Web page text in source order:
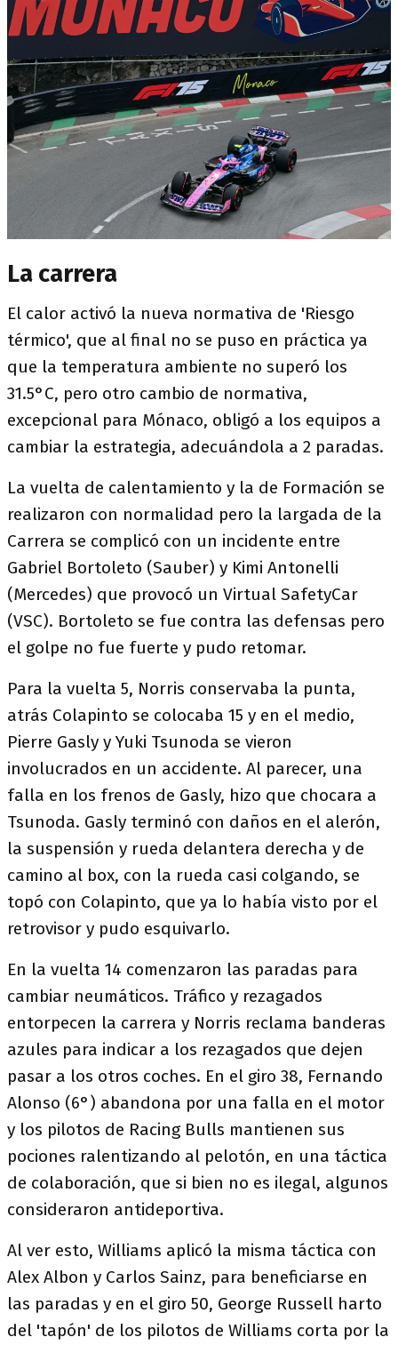
La carrera
El calor activó la nueva normativa de 'Riesgo
térmico', que al final no se puso en práctica ya
que la temperatura ambiente no superó los
31.5°C, pero otro cambio de normativa,
excepcional para Mónaco, obligó a los equipos a
cambiar la estrategia, adecuándola a 2 paradas.
La vuelta de calentamiento y la de Formación se
realizaron con normalidad pero la largada de la
Carrera se complicó con un incidente entre
Gabriel Bortoleto (Sauber) y Kimi Antonelli
(Mercedes) que provocó un Virtual SafetyCar
(VSC). Bortoleto se fue contra las defensas pero
el golpe no fue fuerte y pudo retomar.
Para la vuelta 5, Norris conservaba la punta,
atrás Colapinto se colocaba 15 y en el medio,
Pierre Gasly y Yuki Tsunoda se vieron
involucrados en un accidente. Al parecer, una
falla en los frenos de Gasly, hizo que chocara a
Tsunoda. Gasly terminó con daños en el alerón,
la suspensión y rueda delantera derecha y de
camino al box, con la rueda casi colgando, se
topó con Colapinto, que ya lo había visto por el
retrovisor y pudo esquivarlo.
En la vuelta 14 comenzaron las paradas para
cambiar neumáticos. Tráfico y rezagados
entorpecen la carrera y Norris reclama banderas
azules para indicar a los rezagados que dejen
pasar a los otros coches. En el giro 38, Fernando
Alonso (6°) abandona por una falla en el motor
y los pilotos de Racing Bulls mantienen sus
pociones ralentizando al pelotón, en una táctica
de colaboración, que si bien no es ilegal, algunos
consideraron antideportiva.
Al ver esto, Williams aplicó la misma táctica con
Alex Albon y Carlos Sainz, para beneficiarse en
las paradas y en el giro 50, George Russell harto
del 'tapón' de los pilotos de Williams corta por la